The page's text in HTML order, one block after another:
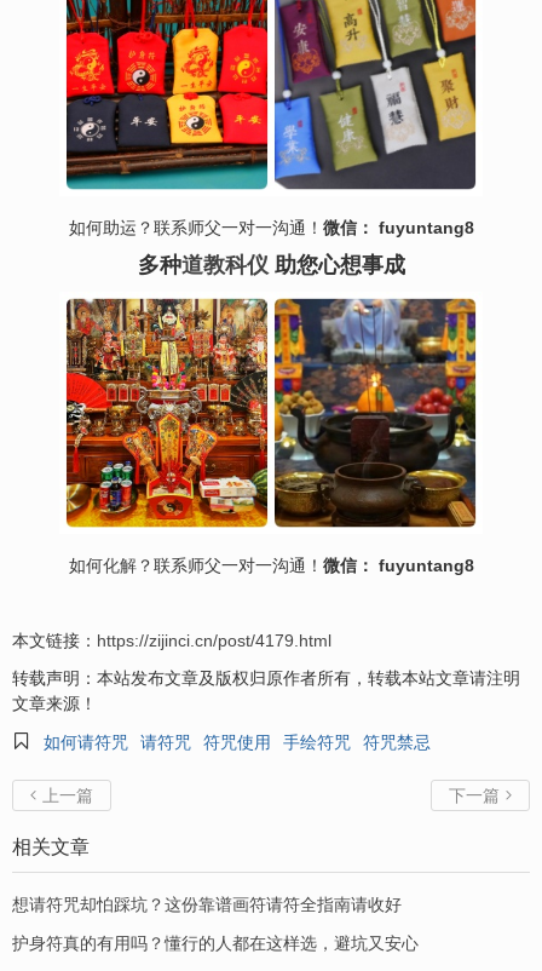
如何助运？联系师父一对一沟通！ 微信： fuyuntang8
多种道教科仪助您心想事成
如何化解？联系师父一对一沟通！ 微信： fuyuntang8
本文链接： https://zijinci.cn/post/4179.html
转载声明：本站发布文章及版权归原作者所有，转载本站文章请注明
文章来源！

如何请符咒 请符咒 符咒使用 手绘符咒 符咒禁忌
 上一篇 下一篇 
相关文章
想请符咒却怕踩坑？这份靠谱画符请符全指南请收好
护身符真的有用吗？懂行的人都在这样选，避坑又安心